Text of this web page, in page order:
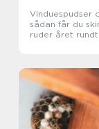
Vinduespudser
sådan får du
ruder året rundt